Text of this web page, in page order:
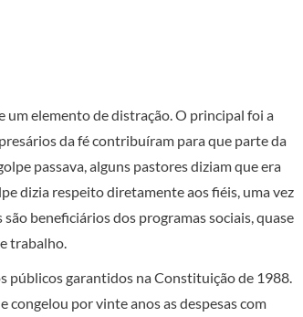
um elemento de distração. O principal foi a
da fé contribuíram para que parte da
passava, alguns pastores diziam que era
dizia respeito diretamente aos fiéis, uma vez
beneficiários dos programas sociais, quase
trabalho.
públicos garantidos na Constituição de 1988.
por vinte anos as despesas com